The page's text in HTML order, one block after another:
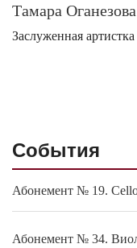
Тамара Оганезова
Заслуженная
События
Абонемент № 19.
Абонемент № 34.